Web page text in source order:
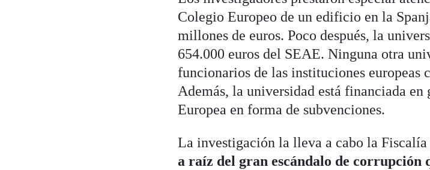
Colegio Europeo de un edificio en la
millones de euros. Poco después, la
654.000 euros del SEAE. Ninguna otra
funcionarios de las instituciones europeas
Además, la universidad está financiada
Europea en forma de subvenciones.
La investigación la lleva a cabo la Fiscalía
a raíz del gran escándalo de corrupción